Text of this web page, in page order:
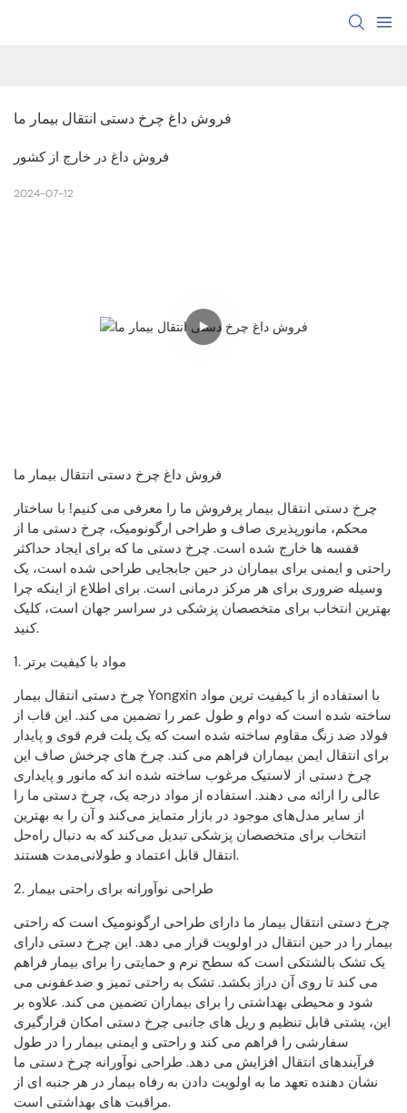
فروش داغ چرخ دستی انتقال بیمار ما
فروش داغ در خارج از کشور
2024-07-12
فروش داغ چرخ دستی انتقال بیمار ما
چرخ دستی انتقال بیمار پرفروش ما را معرفی می کنیم! با ساختار
محکم، مانورپذیری صاف و طراحی ارگونومیک، چرخ دستی ما از
قفسه ها خارج شده است. چرخ دستی ما که برای ایجاد حداکثر
راحتی و ایمنی برای بیماران در حین جابجایی طراحی شده است، یک
وسیله ضروری برای هر مرکز درمانی است. برای اطلاع از اینکه چرا
بهترین انتخاب برای متخصصان پزشکی در سراسر جهان است، کلیک
کنید.
1. مواد با کیفیت برتر
چرخ دستی انتقال بیمار Yongxin با استفاده از با کیفیت ترین مواد
ساخته شده است که دوام و طول عمر را تضمین می کند. این قاب از
فولاد ضد زنگ مقاوم ساخته شده است که یک پلت فرم قوی و پایدار
برای انتقال ایمن بیماران فراهم می کند. چرخ های چرخش صاف این
چرخ دستی از لاستیک مرغوب ساخته شده اند که مانور و پایداری
عالی را ارائه می دهند. استفاده از مواد درجه یک، چرخ دستی ما را
از سایر مدل‌های موجود در بازار متمایز می‌کند و آن را به بهترین
انتخاب برای متخصصان پزشکی تبدیل می‌کند که به دنبال راه‌حل
انتقال قابل اعتماد و طولانی‌مدت هستند.
2. طراحی نوآورانه برای راحتی بیمار
چرخ دستی انتقال بیمار ما دارای طراحی ارگونومیک است که راحتی
بیمار را در حین انتقال در اولویت قرار می دهد. این چرخ دستی دارای
یک تشک بالشتکی است که سطح نرم و حمایتی را برای بیمار فراهم
می کند تا روی آن دراز بکشد. تشک به راحتی تمیز و ضدعفونی می
شود و محیطی بهداشتی را برای بیماران تضمین می کند. علاوه بر
این، پشتی قابل تنظیم و ریل های جانبی چرخ دستی امکان قرارگیری
سفارشی را فراهم می کند و راحتی و ایمنی بیمار را در طول
فرآیندهای انتقال افزایش می دهد. طراحی نوآورانه چرخ دستی ما
نشان دهنده تعهد ما به اولویت دادن به رفاه بیمار در هر جنبه ای از
مراقبت های بهداشتی است.